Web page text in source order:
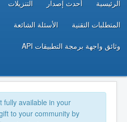
الرئيسية أحدث إصدار التنزيلات
المتطلبات التقنية الأسئلة الشائعة
وثائق واجهة برمجة التطبيقات API
fully available in your
to your community by